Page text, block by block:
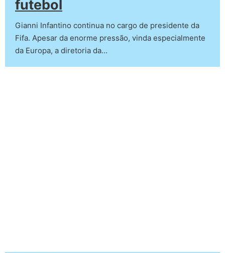
futebol
Gianni Infantino continua no cargo de presidente da
Fifa. Apesar da enorme pressão, vinda especialmente
da Europa, a diretoria da…